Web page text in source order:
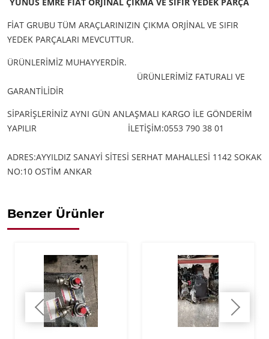
FİAT GRUBU TÜM ARAÇLARINIZIN ÇIKMA ORJİNAL VE SIFIR
YEDEK PARÇALARI MEVCUTTUR.
ÜRÜNLERİMİZ MUHAYYERDİR.
ÜRÜNLERİMİZ FATURALI VE
GARANTİLİDİR
SİPARİŞLERİNİZ AYNI GÜN ANLAŞMALI KARGO İLE GÖNDERİM
YAPILIR
İLETİŞİM:0553 790 38 01
ADRES:AYYILDIZ SANAYİ SİTESİ SERHAT MAHALLESİ 1142 SOKAK
NO:10 OSTİM ANKAR
Benzer Ürünler